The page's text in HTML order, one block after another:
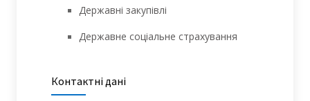
Державні закупівлі
Державне соціальне страхування
Контактні дані